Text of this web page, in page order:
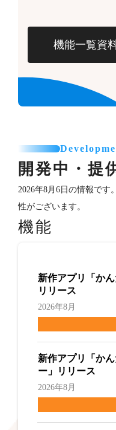
機能一覧資
開発中・提
2026年8月6日の情報です
性がございます。
機能
新作アプリ「か
リリース
2026年8月
新作アプリ「か
ー」リリース
2026年8月